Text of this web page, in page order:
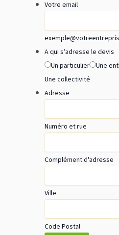
Votre email
A qui s’adresse le devis
Un particulier
Une
Une collectivité
Adresse
Numéro et rue
Complément d'adresse
Ville
Code Postal